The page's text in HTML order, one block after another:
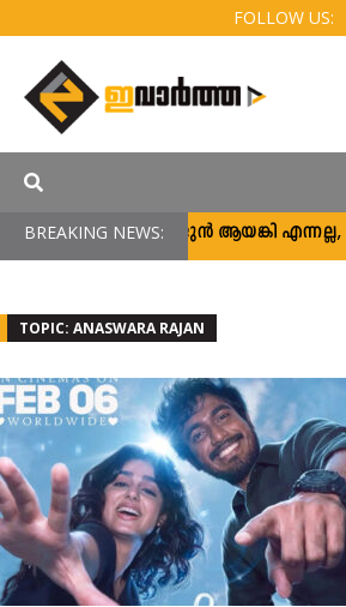
FOLLOW US:
BREAKING NEWS:അര്‍ജുന്‍ ആയങ്കി എന്നല്ല,
TOPIC: ANASWARA RAJAN